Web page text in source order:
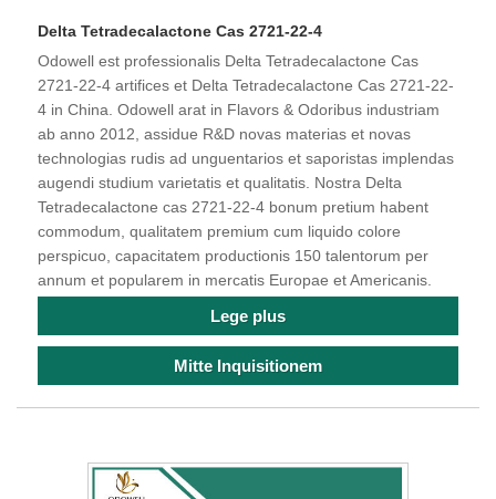
Delta Tetradecalactone Cas 2721-22-4
Odowell est professionalis Delta Tetradecalactone Cas
2721-22-4 artifices et Delta Tetradecalactone Cas 2721-22-
4 in China. Odowell arat in Flavors & Odoribus industriam
ab anno 2012, assidue R&D novas materias et novas
technologias rudis ad unguentarios et saporistas implendas
augendi studium varietatis et qualitatis. Nostra Delta
Tetradecalactone cas 2721-22-4 bonum pretium habent
commodum, qualitatem premium cum liquido colore
perspicuo, capacitatem productionis 150 talentorum per
annum et popularem in mercatis Europae et Americanis.
Lege plus
Mitte Inquisitionem